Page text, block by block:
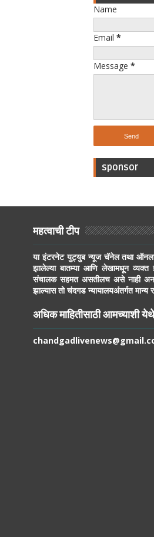
Name
Email *
Message *
sponsor
महत्वाची टीप
या इंटरनेट युट्युब न्यूज चॅनेल तथा
झालेल्या बातम्या आणि लेखामधून व्यक्त
संचालक सहमत असतीलच असे नाही
झाल्यास तो चंदगड न्यायालयअंतर्गत मान्य
अधिक माहितीसाठी आमच्याशी